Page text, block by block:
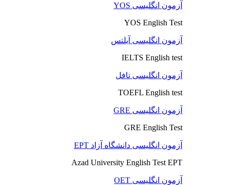
آزمون انگلیسی YOS
YOS English Test
آزمون انگلیسی آیلتس
IELTS English test
آزمون انگلیسی تافل
TOEFL English test
آزمون انگلیسی GRE
GRE English Test
آزمون انگلیسی دانشگاه آزاد EPT
Azad University English Test EPT
آزمون انگلیسی OET